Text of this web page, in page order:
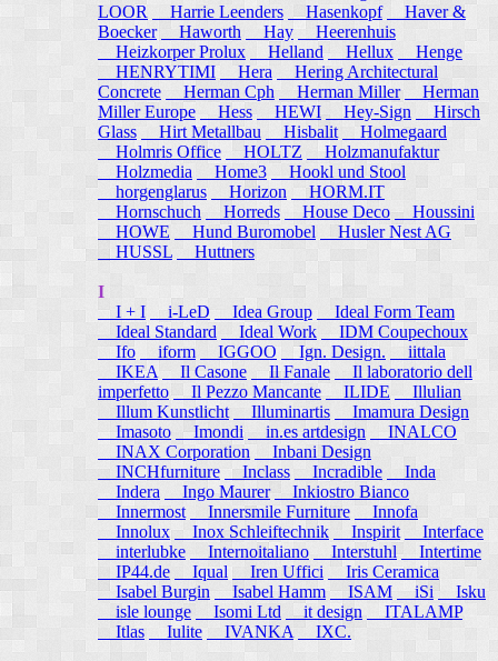
LOOR
Harrie Leenders Hasenkopf
Haver &
Boecker
Haworth Hay
Heerenhuis
Heizkorper Prolux
Helland Hellux
Henge
HENRYTIMI
Hera
Hering Architectural
Concrete
Herman Cph Herman Miller
Herman
Miller Europe
Hess HEWI Hey-Sign
Hirsch
Glass
Hirt Metallbau Hisbalit
Holmegaard
Holmris Office
HOLTZ
Holzmanufaktur
Holzmedia
Home3
Hookl und Stool
horgenglarus
Horizon
HORM.IT
Hornschuch
Horreds House Deco
Houssini
HOWE
Hund Buromobel
Husler Nest AG
HUSSL
Huttners
I
I + I
i-LeD Idea Group
Ideal Form Team
Ideal Standard
Ideal Work
IDM Coupechoux
Ifo
iform IGGOO Ign. Design.
iittala
IKEA
Il Casone Il Fanale
Il laboratorio dell
imperfetto
Il Pezzo Mancante ILIDE
Illulian
Illum Kunstlicht
Illuminartis
Imamura Design
Imasoto
Imondi in.es artdesign
INALCO
INAX Corporation
Inbani Design
INCHfurniture
Inclass Incradible
Inda
Indera
Ingo Maurer
Inkiostro Bianco
Innermost
Innersmile Furniture
Innofa
Innolux
Inox Schleiftechnik Inspirit
Interface
interlubke
Internoitaliano Interstuhl
Intertime
IP44.de
Iqual Iren Uffici
Iris Ceramica
Isabel Burgin
Isabel Hamm ISAM iSi Isku
isle lounge
Isomi Ltd it design
ITALAMP
Itlas
Iulite IVANKA IXC.